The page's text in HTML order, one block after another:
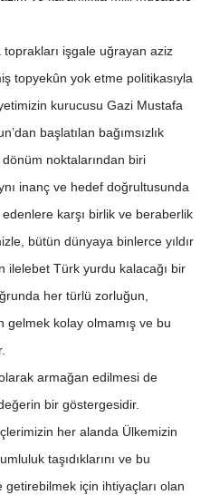
işgale uğrayan aziz
topyekûn yok etme politikasıyla
kurucusu Gazi Mustafa
başlatılan bağımsızlık
noktalarından biri
inanç ve hedef doğrultusunda
karşı birlik ve beraberlik
bütün dünyaya binlerce yıldır
ilelebet Türk yurdu kalacağı bir
her türlü zorluğun,
kolay olmamış ve bu
armağan edilmesi de
bir göstergesidir.
her alanda Ülkemizin
taşıdıklarını ve bu
için ihtiyaçları olan